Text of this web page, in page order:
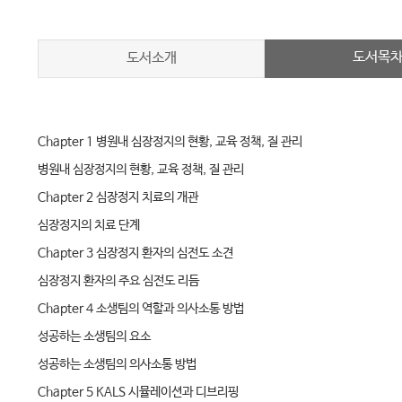
도서소개 도서목차
Chapter 1 병원내 심장정지의 현황, 교육 정책, 질 관리
병원내 심장정지의 현황, 교육 정책, 질 관리
Chapter 2 심장정지 치료의 개관
심장정지의 치료 단계
Chapter 3 심장정지 환자의 심전도 소견
심장정지 환자의 주요 심전도 리듬
Chapter 4 소생팀의 역할과 의사소통 방법
성공하는 소생팀의 요소
성공하는 소생팀의 의사소통 방법
Chapter 5 KALS 시뮬레이션과 디브리핑